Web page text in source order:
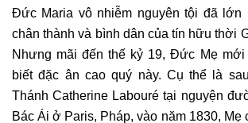
Đức Maria vô nhiễm nguyên tội đã lớn
chân thành và bình dân của tín hữu thời
Nhưng mãi đến thế kỷ 19, Đức Mẹ mới
biết đặc ân cao quý này. Cụ thể là
Thánh Catherine Labouré tại nguyện
Bác Ái ở Paris, Pháp, vào năm 1830, Mẹ